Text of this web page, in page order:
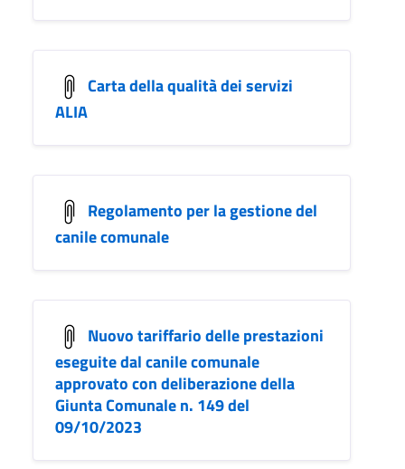
Carta della qualità dei servizi
ALIA
Regolamento per la gestione del
canile comunale
Nuovo tariffario delle prestazioni
eseguite dal canile comunale
approvato con deliberazione della
Giunta Comunale n. 149 del
09/10/2023